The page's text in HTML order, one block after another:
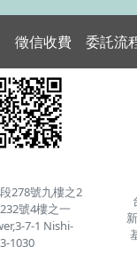
徵信收費 委託流
278號九樓之2
號4樓之一
7-1 Nishi-
1030